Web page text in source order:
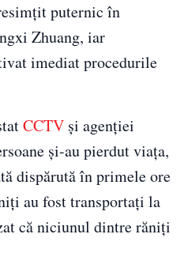
puternic în
Zhuang, iar
imediat procedurile
CCTV și agenției
și-au pierdut viața,
dispărută în primele ore
au fost transportați la
că niciunul dintre răniți